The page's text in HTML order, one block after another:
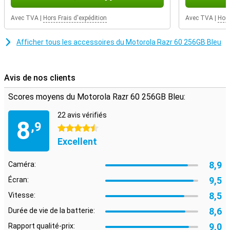
en matière de smartphone. Associez le style à la technologie et
découvrez les avantages et l'efficacité d'un appareil pliable.
Avec TVA Hors Frais d'expédition Avec TVA
Afficher tous les accessoires du Motorola Razr 60 256GB Bleu
Avis de nos clients
Scores moyens du Motorola Razr 60 256GB Bleu:
8,9
22 avis vérifiés
4.5 étoiles
Excellent
Caméra: 8,9
Écran: 9,5
Vitesse: 8,5
Durée de vie de la batterie: 8,6
Rapport qualité-prix: 9,0